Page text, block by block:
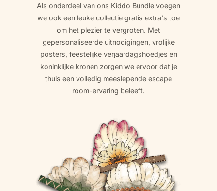
Als onderdeel van ons Kiddo Bundle voegen
we ook een leuke collectie gratis extra's toe
om het plezier te vergroten. Met
gepersonaliseerde uitnodigingen, vrolijke
posters, feestelijke verjaardagshoedjes en
koninklijke kronen zorgen we ervoor dat je
thuis een volledig meeslepende escape
room-ervaring beleeft.